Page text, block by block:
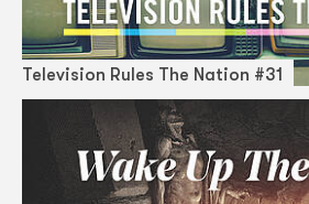
Television Rules The Nation #31